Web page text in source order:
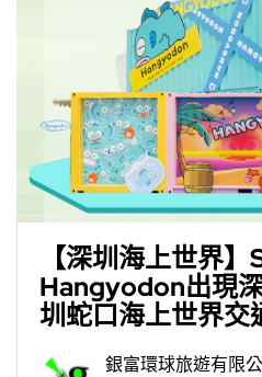
【深圳海上世界
Hangyodon出現
圳蛇口海上世界交
銀富環球旅遊有限